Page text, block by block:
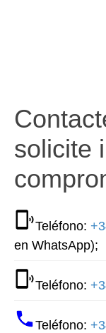
solicite
Teléfono:
en WhatsApp);
Teléfono:
Teléfono: